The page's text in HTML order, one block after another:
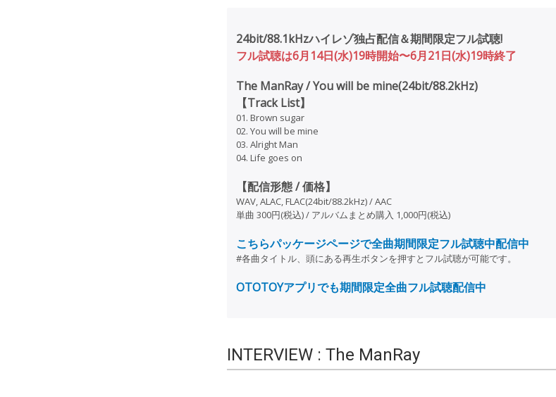
24bit/88.1kHzハイレゾ独占配信＆期間限定フル試聴!
フル試聴は6月14日(水)19時開始〜6月21日(水)19時終了
The ManRay / You will be mine(24bit/88.2kHz)
【Track List】
01. Brown sugar
02. You will be mine
03. Alright Man
04. Life goes on
【配信形態 / 価格】
WAV, ALAC, FLAC(24bit/88.2kHz) / AAC
単曲 300円(税込) / アルバムまとめ購入 1,000円(税込)
こちらパッケージページで全曲期間限定フル試聴中配信中
#各曲タイトル、頭にある再生ボタンを押すとフル試聴が可能です。
OTOTOYアプリでも期間限定全曲フル試聴配信中
INTERVIEW : The ManRay